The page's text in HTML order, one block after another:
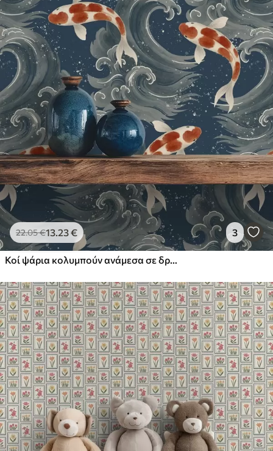
22.05€13.23€ 3
Κοί ψάρια κολυμπούν ανάμεσα σε δραματικά κύματα του ωκεανού